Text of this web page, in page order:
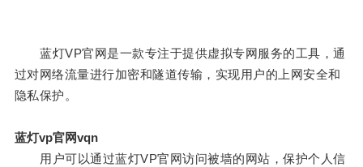
蓝灯VP官网是一款专注于提供虚拟专网服务的工具，通
过对网络流量进行加密和隧道传输，实现用户的上网安全和
隐私保护。
蓝灯vp官网vqn
用户可以通过蓝灯VP官网访问被墙的网站，保护个人信